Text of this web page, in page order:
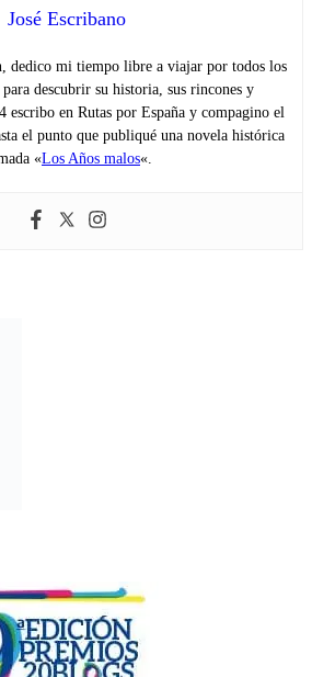
José Escribano
dedico mi tiempo libre a viajar por todos los
descubrir su historia, sus rincones y
escribo en Rutas por España y compagino el
el punto que publiqué una novela histórica
«Los Años malos«.